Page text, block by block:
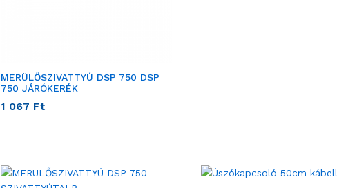
MERÜLŐSZIVATTYÚ DSP 750 DSP
750 JÁRÓKERÉK
1 067 Ft